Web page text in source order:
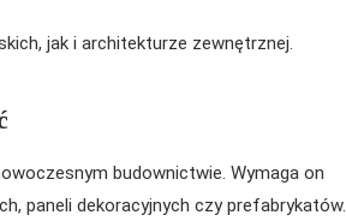
jak i architekturze zewnętrznej.
budownictwie. Wymaga on
paneli dekoracyjnych czy prefabrykatów.